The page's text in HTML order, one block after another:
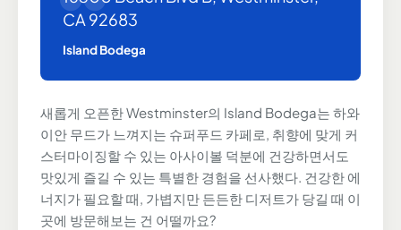
CA 92683
Island Bodega
새롭게 오픈한 Westminster의 Island Bodega는 하와
이안 무드가 느껴지는 슈퍼푸드 카페로, 취향에 맞게 커
스터마이징할 수 있는 아사이볼 덕분에 건강하면서도
맛있게 즐길 수 있는 특별한 경험을 선사했다. 건강한 에
너지가 필요할 때, 가볍지만 든든한 디저트가 당길 때 이
곳에 방문해보는 건 어떨까요?